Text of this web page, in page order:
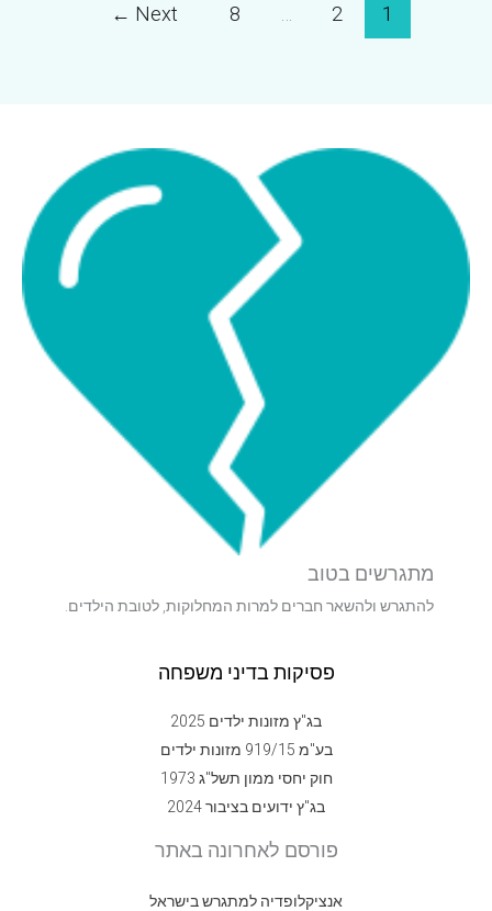
1
2
8
Next
←
מתגרשים בטוב
להתגרש ולהשאר חברים למרות המחלוקות, לטובת הילדים.
פסיקות בדיני משפחה
בג"ץ מזונות ילדים 2025
בע"מ 919/15 מזונות ילדים
חוק יחסי ממון תשל"ג 1973
בג"ץ ידועים בציבור 2024
פורסם לאחרונה באתר
אנציקלופדיה למתגרש בישראל